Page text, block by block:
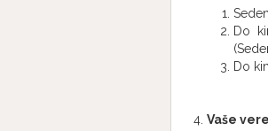
Do
Do
Vaše